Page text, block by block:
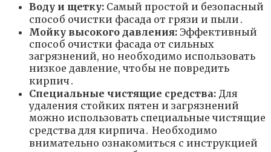
Воду и щетку: Самый простой и безопасный
способ очистки фасада от грязи и пыли․
Мойку высокого давления: Эффективный
способ очистки фасада от сильных
загрязнений, но необходимо использовать
низкое давление, чтобы не повредить
кирпич․
Специальные чистящие средства: Для
удаления стойких пятен и загрязнений
можно использовать специальные чистящие
средства для кирпича․ Необходимо
внимательно ознакомиться с инструкцией